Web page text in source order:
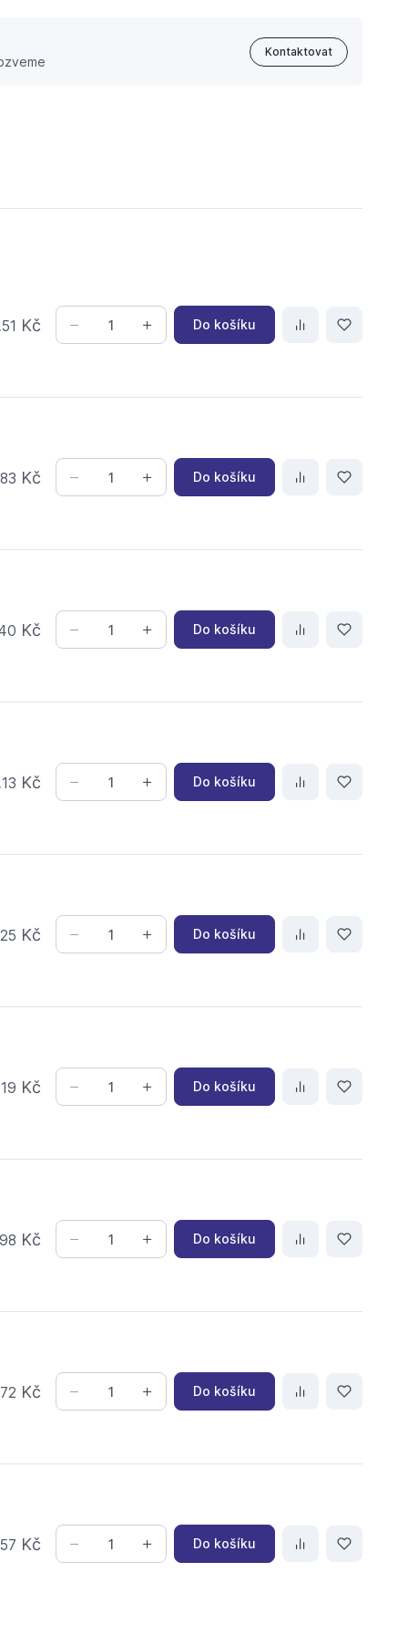
Kontaktovat
51 Kč Do košíku
83 Kč Do košíku
Kč Do košíku
13 Kč Do košíku
25 Kč Do košíku
19 Kč Do košíku
98 Kč Do košíku
72 Kč Do košíku
57 Kč Do košíku